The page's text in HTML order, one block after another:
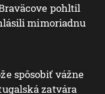
pohltil
mimoriadnu
spôsobiť vážne
zatvára